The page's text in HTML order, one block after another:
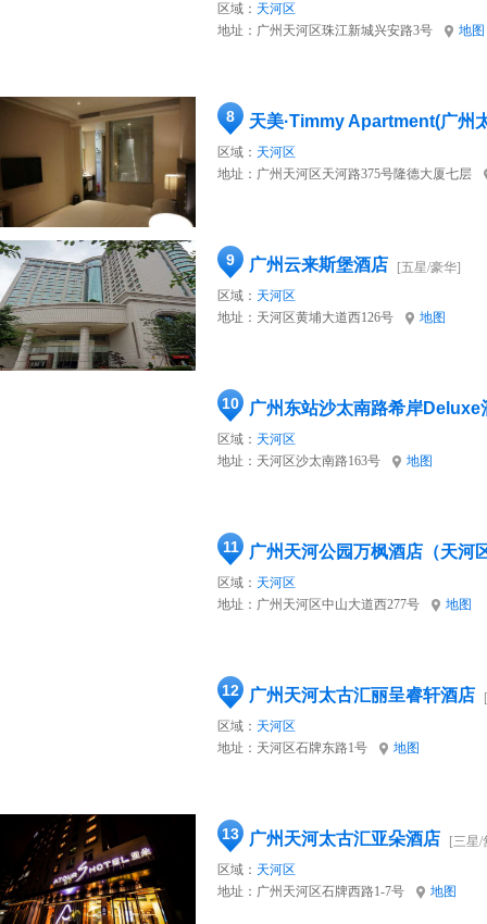
区域： 天河区
地址： 广州天河区珠江新城兴安路3号 地图
8
区域： 天河区
地址： 广州天河区天河路375号隆德大厦七层
9 广州云来斯堡酒店
[五星/豪华]
区域： 天河区
地址： 天河区黄埔大道西126号 地图
10 广州东站沙太南路希岸Deluxe
区域： 天河区
地址： 天河区沙太南路163号 地图
11 广州天河公园万枫酒店（天河
区域： 天河区
地址： 广州天河区中山大道西277号 地图
12 广州天河太古汇丽呈睿轩酒店
区域： 天河区
地址： 天河区石牌东路1号 地图
13 广州天河太古汇亚朵酒店
[三星/
区域： 天河区
地址： 广州天河区石牌西路1-7号 地图